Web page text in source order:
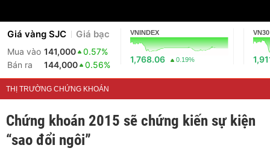
Giá vàng SJC Giá bạc
Mua vào 141,000
0.57%
Bán ra
144,000 0.56%
VNINDEX
1,768.06 0.19%
VN30
THỊ TRƯỜNG CHỨNG KHOÁN
Chứng khoán 2015 sẽ chứng kiến sự kiện
“sao đổi ngôi”